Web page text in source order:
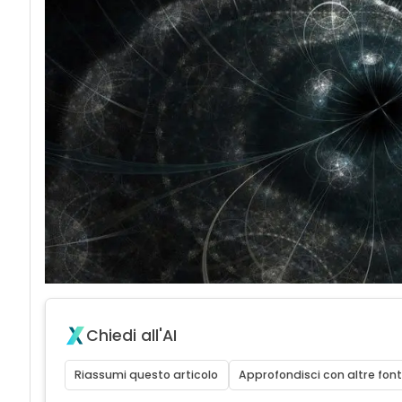
Chiedi all'AI
Riassumi questo articolo Approfondisci con altre